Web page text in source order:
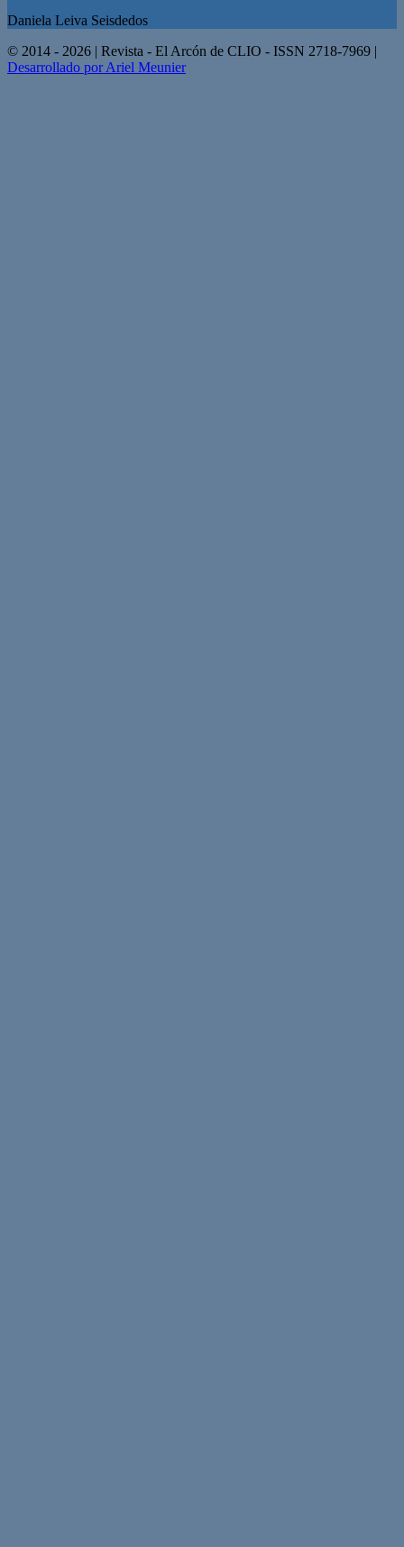
Daniela Leiva Seisdedos
© 2014 - 2026 | Revista - El Arcón de CLIO - ISSN 2718-7969 |
Desarrollado por Ariel Meunier